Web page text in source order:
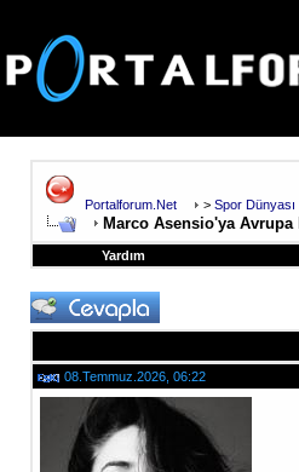
Portalforum.Net > Spor Dünyası
Marco Asensio'ya Avrupa
Yardım
08.Temmuz.2026, 06:22